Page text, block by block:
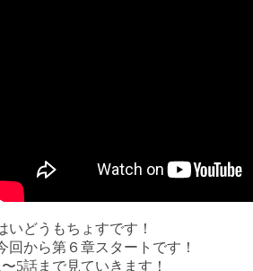
いどうもちょすです！
回から第６章スタートです！
〜5話まで見ていきます！